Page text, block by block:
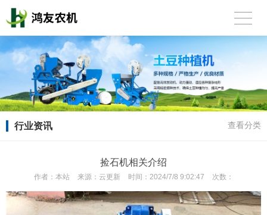
行业资讯 查看分类
捡石机相关介绍
作者： 本站 来源： 云更新 时间： 2024/7/8 9:02:47 次数：